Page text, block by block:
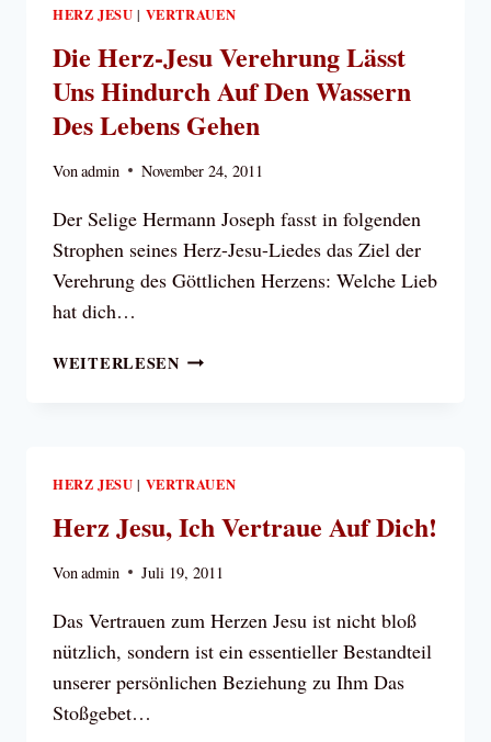
IST
BLOSS N
ÜTZLICH, S
ONDERN I
ST E
IN E
ESTANDTEIL U
NSERER P
EZIEHUNG Z
HERZ JESU | VERTRAUEN
Die Herz-Jesu Verehrung Lässt
Uns Hindurch Auf Den Wassern
Des Lebens Gehen
Vonadmin November 24, 2011
Der Selige Hermann Joseph fasst in folgenden
Strophen seines Herz-Jesu-Liedes das Ziel der
Verehrung des Göttlichen Herzens: Welche Lieb
hat dich…
WEITERLESENDIE
UNS
AUF
WASSERN
DES
LEBENS
GEHEN
HERZ JESU | VERTRAUEN
Herz Jesu, Ich Vertraue Auf Dich!
Vonadmin Juli 19, 2011
Das Vertrauen zum Herzen Jesu ist nicht bloß
nützlich, sondern ist ein essentieller Bestandteil
unserer persönlichen Beziehung zu Ihm Das
Stoßgebet…